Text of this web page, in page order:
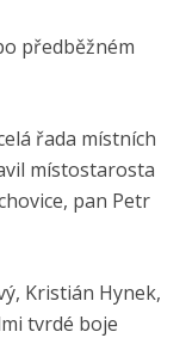
předběžném
řada místních
místostarosta
pan Petr
Kristián Hynek,
tvrdé boje